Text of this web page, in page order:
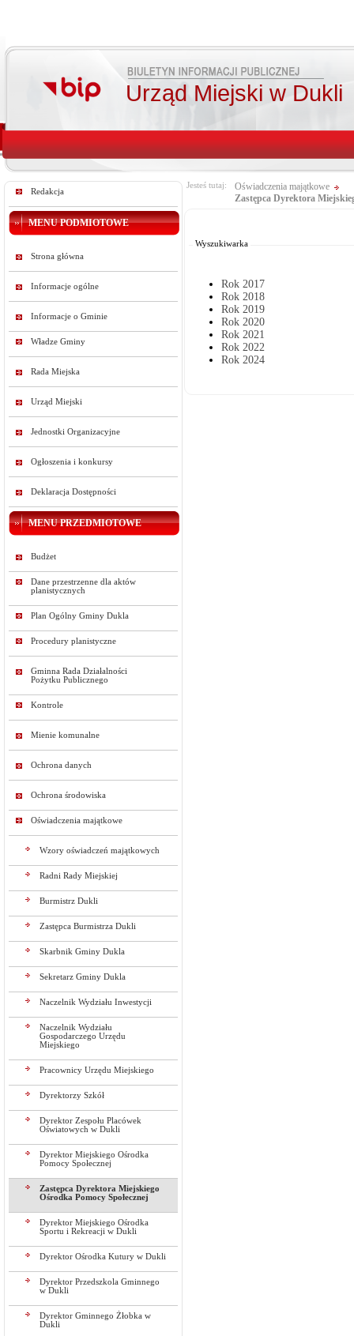
Urząd Miejski w Dukli
Redakcja
MENU PODMIOTOWE
Strona główna
Informacje ogólne
Informacje o Gminie
Władze Gminy
Rada Miejska
Urząd Miejski
Jednostki Organizacyjne
Ogłoszenia i konkursy
Deklaracja Dostępności
MENU PRZEDMIOTOWE
Budżet
Dane przestrzenne dla aktów
planistycznych
Plan Ogólny Gminy Dukla
Procedury planistyczne
Gminna Rada Działalności
Pożytku Publicznego
Kontrole
Mienie komunalne
Ochrona danych
Ochrona środowiska
Oświadczenia majątkowe
Wzory oświadczeń majątkowych
Radni Rady Miejskiej
Burmistrz Dukli
Zastępca Burmistrza Dukli
Skarbnik Gminy Dukla
Sekretarz Gminy Dukla
Naczelnik Wydziału Inwestycji
Naczelnik Wydziału
Gospodarczego Urzędu
Miejskiego
Pracownicy Urzędu Miejskiego
Dyrektorzy Szkół
Dyrektor Zespołu Placówek
Oświatowych w Dukli
Dyrektor Miejskiego Ośrodka
Pomocy Społecznej
Zastępca Dyrektora Miejskiego
Ośrodka Pomocy Społecznej
Dyrektor Miejskiego Ośrodka
Sportu i Rekreacji w Dukli
Dyrektor Ośrodka Kutury w Dukli
Dyrektor Przedszkola Gminnego
w Dukli
Dyrektor Gminnego Żłobka w
Dukli
Jesteś tutaj:
Oświadczenia majątkowe
Zastępca Dyrektora
Wyszukiwarka
Rok 2017
Rok 2018
Rok 2019
Rok 2020
Rok 2021
Rok 2022
Rok 2024